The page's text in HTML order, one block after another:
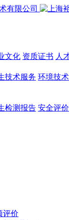
文化 资质证书 人
技术服务 环境技
检测报告 安全评
评价